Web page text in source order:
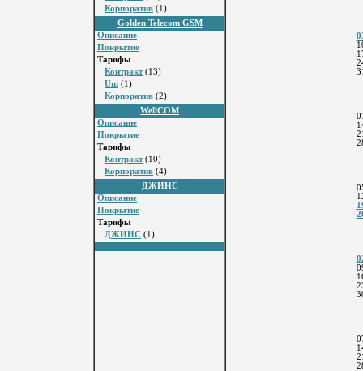
Корпоратив (1)
Golden Telecom GSM
Описание
Покрытие
Тарифы
Контракт(13)
Uni (1)
Корпоратив (2)
WellCOM
Описание
Покрытие
Тарифы
Контракт(10)
Корпоратив (4)
ДЖИНС
Описание
Покрытие
Тарифы
ДЖИНС (1)